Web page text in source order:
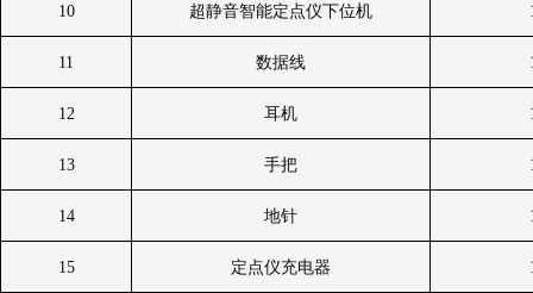
10 超静音智能定点仪下位机
11 数据线
12 耳机
13 手把
14 地针
15 定点仪充电器